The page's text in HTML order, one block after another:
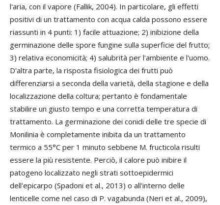
l'aria, con il vapore (Fallik, 2004). In particolare, gli effetti
positivi di un trattamento con acqua calda possono essere
riassunti in 4 punti: 1) facile attuazione; 2) inibizione della
germinazione delle spore fungine sulla superficie del frutto;
3) relativa economicità; 4) salubrità per l'ambiente e l'uomo.
D'altra parte, la risposta fisiologica dei frutti può
differenziarsi a seconda della varietà, della stagione e della
localizzazione della coltura; pertanto è fondamentale
stabilire un giusto tempo e una corretta temperatura di
trattamento. La germinazione dei conidi delle tre specie di
Monilinia è completamente inibita da un trattamento
termico a 55°C per 1 minuto sebbene M. fructicola risulti
essere la più resistente. Perciò, il calore può inibire il
patogeno localizzato negli strati sottoepidermici
dell'epicarpo (Spadoni et al., 2013) o all'interno delle
lenticelle come nel caso di P. vagabunda (Neri et al., 2009),